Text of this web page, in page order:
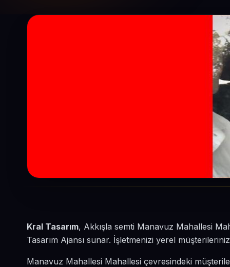
Kral Tasarım, Akkışla semti Manavuz Mahallesi
Tasarım Ajansı sunar. İşletmenizi yerel
Manavuz Mahallesi Mahallesi çevresindeki